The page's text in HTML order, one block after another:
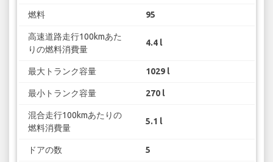
燃料 95
高速道路走行100kmあた
りの燃料消費量
4.4 l
最大トランク容量 1029 l
最小トランク容量 270 l
混合走行100kmあたりの
燃料消費量
5.1 l
ドアの数 5